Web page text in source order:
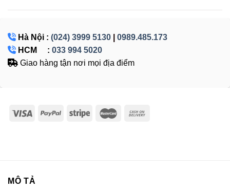
Hà Nội : (024) 3999 5130
0989.485.173
HCM : 033 994 5020
Giao hàng tận nơi mọi địa điểm
MÔ TẢ